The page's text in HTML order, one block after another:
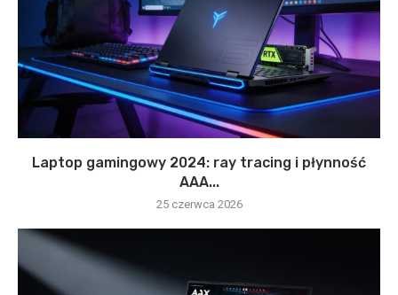
Laptop gamingowy 2024: ray tracing i płynność
AAA...
25 czerwca 2026